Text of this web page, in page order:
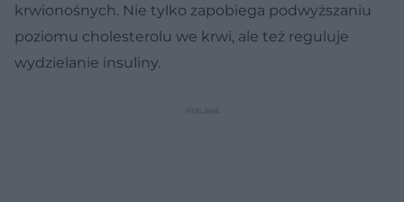
krwionośnych. Nie tylko zapobiega podwyższaniu
poziomu cholesterolu we krwi, ale też reguluje
wydzielanie insuliny.